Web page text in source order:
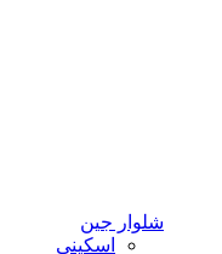
شلوار جین
اسکینی